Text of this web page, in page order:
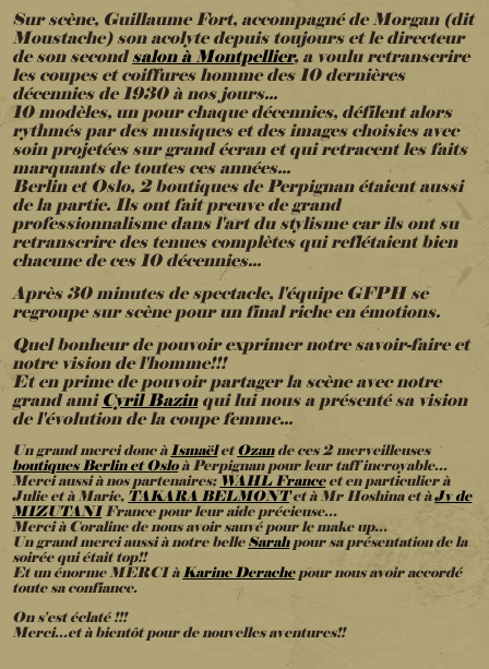
Sur scène, Guillaume Fort, accompagné de Morgan (dit
Moustache) son acolyte depuis toujours et le directeur
de son secondsalon à Montpellier, a voulu retranscrire
les coupes et coiffures homme des 10 dernières
décennies de 1930 à nos jours...
10 modèles, un pour chaque décennies, défilent alors
rythmés par des musiques et des images choisies avec
soin projetées sur grand écran et qui retracent les faits
marquants de toutes ces années...
Berlin et Oslo, 2 boutiques de Perpignan étaient aussi
de la partie. Ils ont fait preuve de grand
professionnalisme dans l'art du stylisme car ils ont su
retranscrire des tenues complètes qui reflétaient bien
chacune de ces 10 décennies...
Après 30 minutes de spectacle, l'équipe GFPH se
regroupe sur scène pour un final riche en émotions.
Quel bonheur de pouvoir exprimer notre savoir-faire et
notre vision de l'homme!!!
Et en prime de pouvoir partager la scène avec notre
grand amiCyril Bazinqui lui nous a présenté sa vision
de l'évolution de la coupe femme...
Un grand merci donc à Ismaëlet Ozande ces 2 merveilleuses
boutiques Berlin et Osloà Perpignan pour leur taff incroyable...
Merci aussi à nos partenaires; WAHL Franceet en particulier à
Julie et à Marie, TAKARA BELMONTet à Mr Hoshina et àJv de
MIZUTANI France pour leur aide précieuse...
Merci à Coraline de nous avoir sauvé pour le make up...
Un grand merci aussi à notre belle Sarahpour sa présentation de la
soirée qui était top!!
Et un énorme MERCI à Karine Derachepour nous avoir accordé
toute sa confiance.
On s'est éclaté !!!
Merci...et à bientôt pour de nouvelles aventures!!